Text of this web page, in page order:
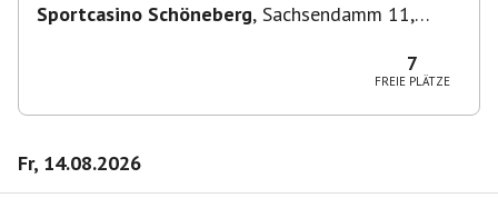
Sportcasino Schöneberg, Sachsendamm 11,
7
FREIE PLÄTZE
Fr, 14.08.2026